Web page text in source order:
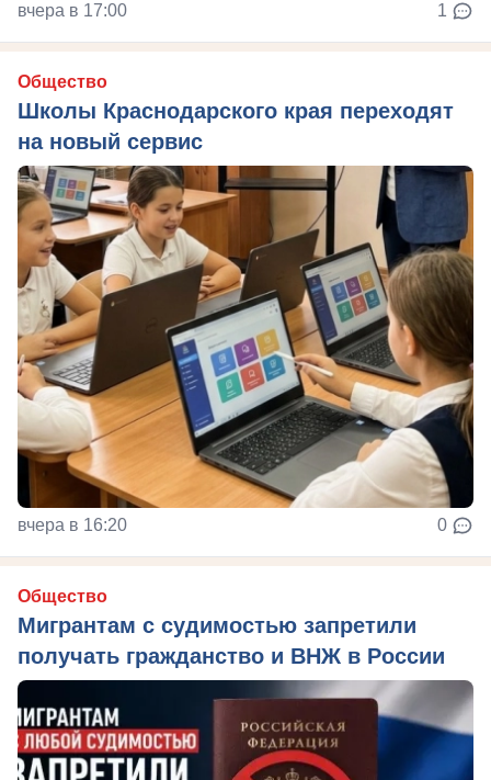
вчера в 17:00 1
Общество
Школы Краснодарского края переходят
на новый сервис
вчера в 16:20 0
Общество
Мигрантам с судимостью запретили
получать гражданство и ВНЖ в России